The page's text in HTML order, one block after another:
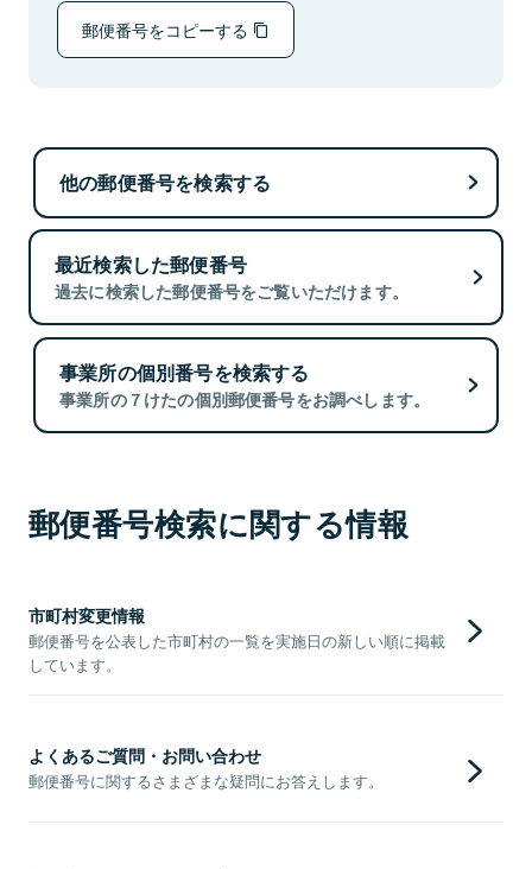
郵便番号をコピーする
他の郵便番号を検索する
最近検索した郵便番号
過去に検索した郵便番号をご覧いただけます。
事業所の個別番号を検索する
事業所の７けたの個別郵便番号をお調べします。
郵便番号検索に関する情報
市町村変更情報
郵便番号を公表した市町村の一覧を実施日の新しい順に掲載
しています。
よくあるご質問・お問い合わせ
郵便番号に関するさまざまな疑問にお答えします。